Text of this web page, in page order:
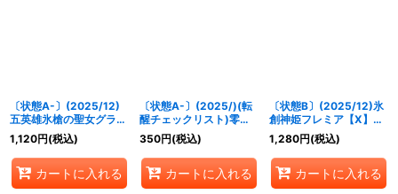
〔状態A-〕(2025/12)
五英雄氷槍の聖女グラフ
ィーラ【X】{BSC47-
RVX01}《白》
1,120円(税込)
カートに入れる
〔状態A-〕(2025/)(転
醒チェックリスト)零華
の姫君ミロスラーヴァ/
氷翼零装ミロスラーヴァ
【-】{BSC47-RV003}
《白》
350円(税込)
カートに入れる
〔状態B〕(2025/12)氷
創神姫フレミア【X】
{BSC47-X02}《白》
1,280円(税込)
カートに入れる